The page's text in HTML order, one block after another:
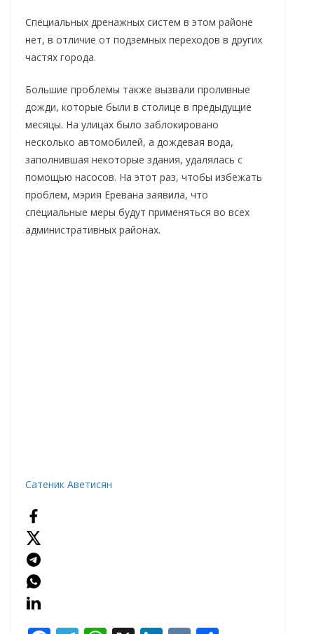
Специальных дренажных систем в этом районе
нет, в отличие от подземных переходов в других
частях города.
Большие проблемы также вызвали проливные
дожди, которые были в столице в предыдущие
месяцы. На улицах было заблокировано
несколько автомобилей, а дождевая вода,
заполнившая некоторые здания, удалялась с
помощью насосов. На этот раз, чтобы избежать
проблем, мэрия Еревана заявила, что
специальные меры будут применяться во всех
административных районах.
Сатеник Аветисян